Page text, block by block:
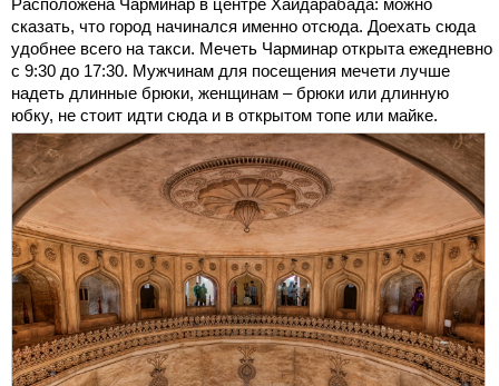
Расположена Чарминар в центре Хайдарабада: можно
сказать, что город начинался именно отсюда. Доехать сюда
удобнее всего на такси. Мечеть Чарминар открыта ежедневно
с 9:30 до 17:30. Мужчинам для посещения мечети лучше
надеть длинные брюки, женщинам – брюки или длинную
юбку, не стоит идти сюда и в открытом топе или майке.